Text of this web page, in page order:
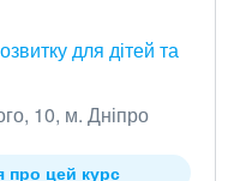
для дітей та
10, м. Дніпро
про цей курс